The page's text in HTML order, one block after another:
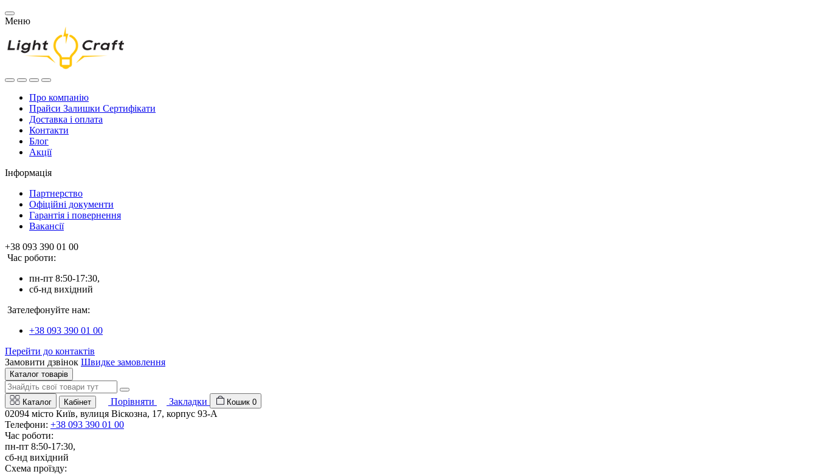
Меню
Про компанію
Прайси Залишки Сертифікати
Доставка і оплата
Контакти
Блог
Акції
Інформація
Партнерство
Офіційні документи
Гарантія і повернення
Вакансії
+38 093 390 01 00
Час роботи:
пн-пт 8:50-17:30,
сб-нд вихідний
Зателефонуйте нам:
+38 093 390 01 00
Перейти до контактів
Замовити дзвінок Швидке замовлення
Каталог товарів
Каталог Кабінет Порівняти Закладки Кошик 0
02094 місто Київ, вулиця Віскозна, 17, корпус 93-А
Телефони: +38 093 390 01 00
Час роботи:
пн-пт 8:50-17:30,
сб-нд вихідний
Схема проїзду: